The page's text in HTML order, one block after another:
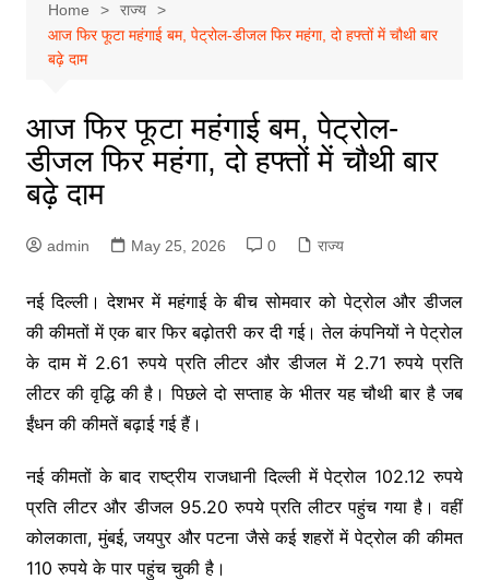
Home
राज्य
आज फिर फूटा महंगाई बम, पेट्रोल-डीजल फिर महंगा, दो हफ्तों में चौथी बार
बढ़े दाम
आज फिर फूटा महंगाई बम, पेट्रोल-
डीजल फिर महंगा, दो हफ्तों में चौथी बार
बढ़े दाम
admin May 25, 2026 0 राज्य
नई दिल्ली। देशभर में महंगाई के बीच सोमवार को पेट्रोल और डीजल
की कीमतों में एक बार फिर बढ़ोतरी कर दी गई। तेल कंपनियों ने पेट्रोल
के दाम में 2.61 रुपये प्रति लीटर और डीजल में 2.71 रुपये प्रति
लीटर की वृद्धि की है। पिछले दो सप्ताह के भीतर यह चौथी बार है जब
ईंधन की कीमतें बढ़ाई गई हैं।
नई कीमतों के बाद राष्ट्रीय राजधानी दिल्ली में पेट्रोल 102.12 रुपये
प्रति लीटर और डीजल 95.20 रुपये प्रति लीटर पहुंच गया है। वहीं
कोलकाता, मुंबई, जयपुर और पटना जैसे कई शहरों में पेट्रोल की कीमत
110 रुपये के पार पहुंच चुकी है।